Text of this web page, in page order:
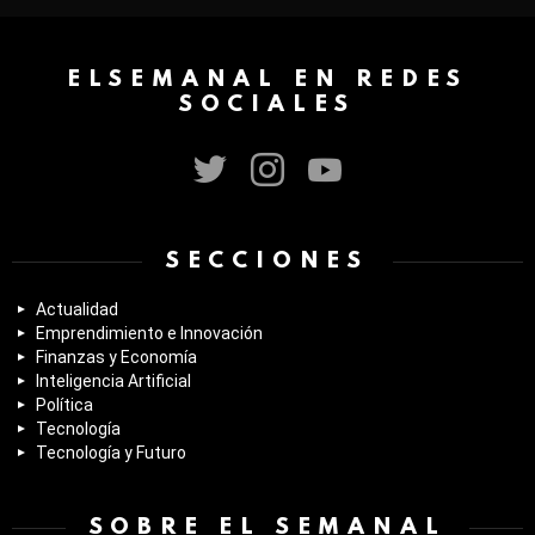
ELSEMANAL EN REDES
SOCIALES
SECCIONES
Actualidad
Emprendimiento e Innovación
Finanzas y Economía
Inteligencia Artificial
Política
Tecnología
Tecnología y Futuro
SOBRE EL SEMANAL